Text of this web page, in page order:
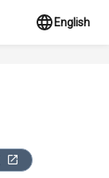
English